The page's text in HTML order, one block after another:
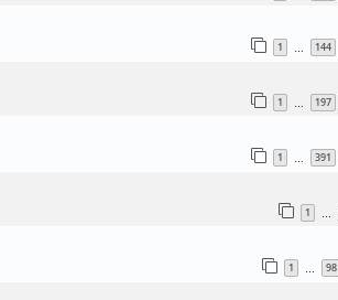
1 144
1 197
1 391
1
1 98